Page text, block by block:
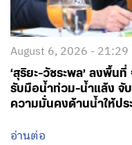
August 6, 2026 - 21:29
‘สุริยะ-วัชระพล’ ลงพื้น
รับมือน้ำท่วม-น้ำแล้ง จั
ความมั่นคงด้านน้ำให้ปร
อ่านต่อ